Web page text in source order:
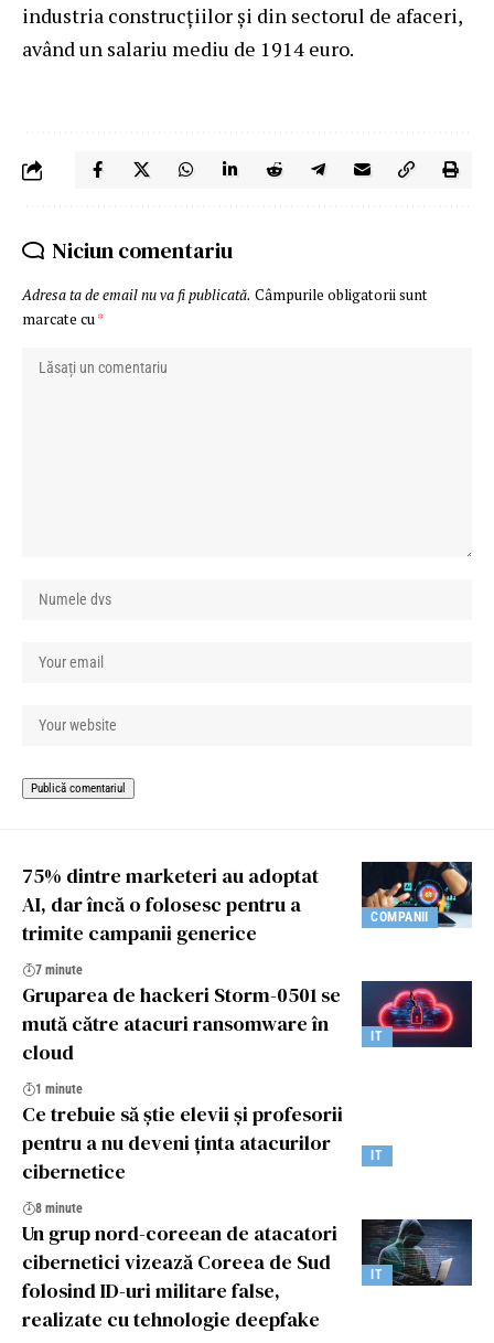
industria construcțiilor și din sectorul de afaceri,
având un salariu mediu de 1914 euro.
Niciun comentariu
Adresa ta de email nu va fi publicată. Câmpurile obligatorii sunt
marcate cu*
COMPANII
75% dintre marketeri au adoptat
AI, dar încă o folosesc pentru a
trimite campanii generice
7 minute
IT
Gruparea de hackeri Storm-0501 se
mută către atacuri ransomware în
cloud
1 minute
IT
Ce trebuie să știe elevii și profesorii
pentru a nu deveni ținta atacurilor
cibernetice
8 minute
IT
Un grup nord-coreean de atacatori
cibernetici vizează Coreea de Sud
folosind ID-uri militare false,
realizate cu tehnologie deepfake